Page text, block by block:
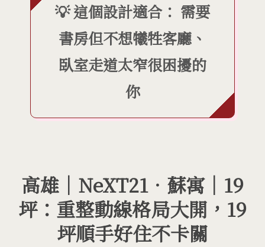
💡 這個設計適合： 需要
書房但不想犧牲客廳、
臥室走道太窄很困擾的
你
高雄｜NeXT21．蘇寓｜19
坪：重整動線格局大開，19
坪順手好住不卡關